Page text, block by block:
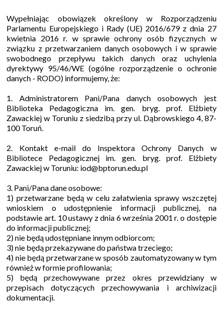
Wypełniając obowiązek określony w Rozporządzeniu
Parlamentu Europejskiego i Rady (UE) 2016/679 z dnia 27
kwietnia 2016 r. w sprawie ochrony osób fizycznych w
związku z przetwarzaniem danych osobowych i w sprawie
swobodnego przepływu takich danych oraz uchylenia
dyrektywy 95/46/WE (ogólne rozporządzenie o ochronie
danych - RODO) informujemy, że:
1. Administratorem Pani/Pana danych osobowych jest
Biblioteka Pedagogiczna im. gen. bryg. prof. Elżbiety
Zawackiej w Toruniu z siedzibą przy ul. Dąbrowskiego 4, 87-
100 Toruń.
2. Kontakt e-mail do Inspektora Ochrony Danych w
Bibliotece Pedagogicznej im. gen. bryg. prof. Elżbiety
Zawackiej w Toruniu: iod@bptorun.edu.pl
3. Pani/Pana dane osobowe:
1) przetwarzane będą w celu załatwienia sprawy wszczętej
wnioskiem o udostępnienie informacji publicznej, na
podstawie art. 10 ustawy z dnia 6 września 2001 r. o dostępie
do informacji publicznej;
2) nie będą udostępniane innym odbiorcom;
3) nie będą przekazywane do państwa trzeciego;
4) nie będą przetwarzane w sposób zautomatyzowany w tym
również w formie profilowania;
5) będą przechowywane przez okres przewidziany w
przepisach dotyczących przechowywania i archiwizacji
dokumentacji.